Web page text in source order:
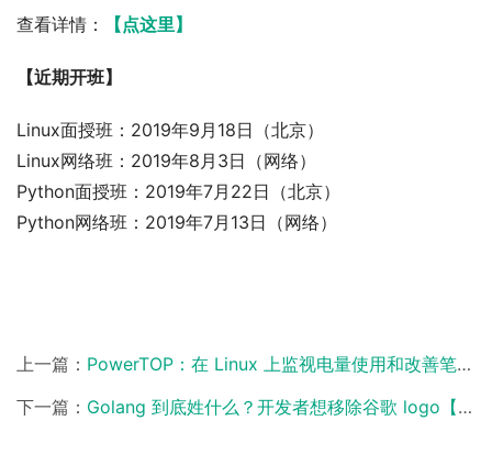
查看详情： 【点这里】
【近期开班】
Linux面授班：2019年9月18日（北京）
Linux网络班：2019年8月3日（网络）
Python面授班：2019年7月22日（北京）
Python网络班：2019年7月13日（网络）
上一篇： PowerTOP：在 Linux 上监视电量使用和改善笔记本电池寿命【马哥教育新闻快报452期】
下一篇： Golang 到底姓什么？开发者想移除谷歌 logo【马哥教育新闻快报454期】